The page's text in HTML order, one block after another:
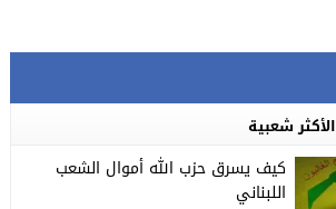
الأكثر شعبية
كيف يسرق حزب الله أموال الشعب
اللبناني